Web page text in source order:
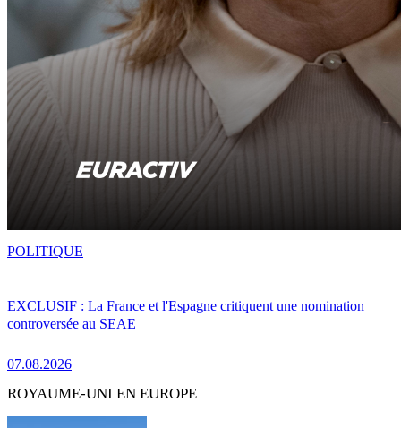
EXCLUSIF : La France et l'Espagne critiquent une nomination
controversée au SEAE
07.08.2026
POLITIQUE
ROYAUME-UNI EN EUROPE